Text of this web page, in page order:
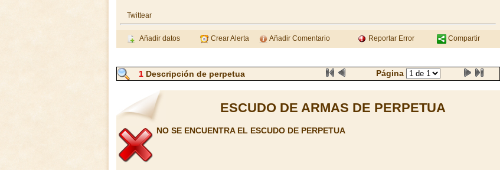
Twittear
Añadir datos Crear Alerta Añadir Comentario Reportar Error Compartir
1Descripción de perpetua Página
ESCUDO DE ARMAS DE PERPETUA
NO SE ENCUENTRA EL ESCUDO DE PERPETUA